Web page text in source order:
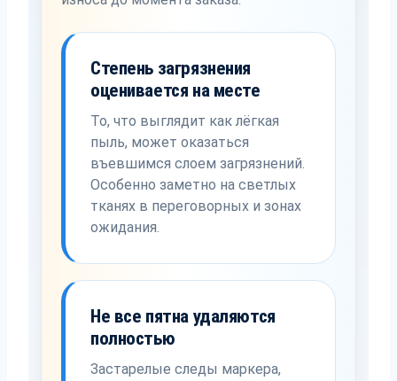
Степень загрязнения
оценивается на месте
То, что выглядит как лёгкая
пыль, может оказаться
въевшимся слоем загрязнений.
Особенно заметно на светлых
тканях в переговорных и зонах
ожидания.
Не все пятна удаляются
полностью
Застарелые следы маркера,